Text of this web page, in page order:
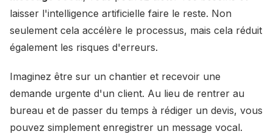
laisser l'intelligence artificielle faire le reste. Non
seulement cela accélère le processus, mais cela réduit
également les risques d'erreurs.
Imaginez être sur un chantier et recevoir une
demande urgente d'un client. Au lieu de rentrer au
bureau et de passer du temps à rédiger un devis, vous
pouvez simplement enregistrer un message vocal.